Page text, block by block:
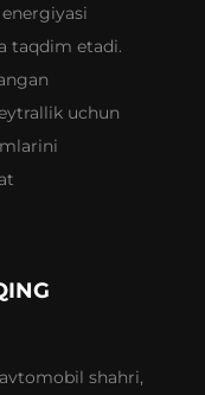
taqdim etadi.
uchun
shahri,